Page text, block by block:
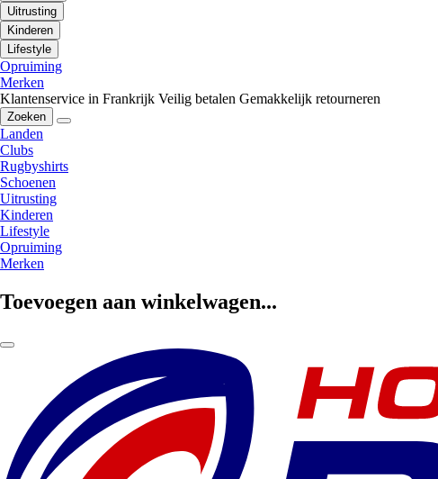
Uitrusting
Kinderen
Lifestyle
Opruiming
Merken
Klantenservice in Frankrijk Veilig betalen Gemakkelijk retourneren
Zoeken
Landen
Clubs
Rugbyshirts
Schoenen
Uitrusting
Kinderen
Lifestyle
Opruiming
Merken
Toevoegen aan winkelwagen...